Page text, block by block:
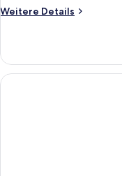
Weitere Details
Weitere
Classic-
Schlafsaal